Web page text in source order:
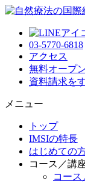
03-5770-6818
アクセス
無料オープ
資料請求を
メニュー
トップ
IMSIの特長
はじめての
コース／講
コー